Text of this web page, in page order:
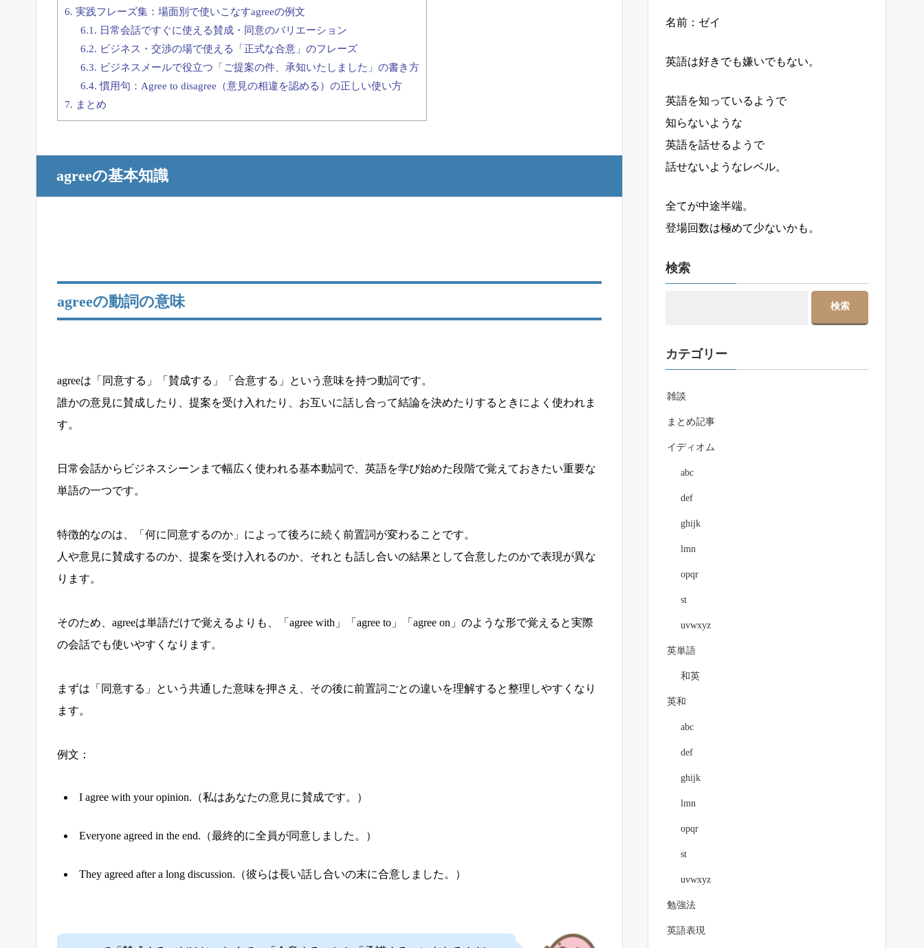
6. 実践フレーズ集：場面別で使いこなすagreeの例文
6.1. 日常会話ですぐに使える賛成・同意のバリエーション
6.2. ビジネス・交渉の場で使える「正式な合意」のフレーズ
6.3. ビジネスメールで役立つ「ご提案の件、承知いたしました」の書き方
6.4. 慣用句：Agree to disagree（意見の相違を認める）の正しい使い方
7. まとめ
agreeの基本知識
agreeの動詞の意味
agreeは「同意する」「賛成する」「合意する」という意味を持つ動詞です。
誰かの意見に賛成したり、提案を受け入れたり、お互いに話し合って結論を決めたりするときによく使われま
す。
日常会話からビジネスシーンまで幅広く使われる基本動詞で、英語を学び始めた段階で覚えておきたい重要な
単語の一つです。
特徴的なのは、「何に同意するのか」によって後ろに続く前置詞が変わることです。
人や意見に賛成するのか、提案を受け入れるのか、それとも話し合いの結果として合意したのかで表現が異な
ります。
そのため、agreeは単語だけで覚えるよりも、「agree with」「agree to」「agree on」のような形で覚えると実際
の会話でも使いやすくなります。
まずは「同意する」という共通した意味を押さえ、その後に前置詞ごとの違いを理解すると整理しやすくなり
ます。
例文：
I agree with your opinion.（私はあなたの意見に賛成です。）
Everyone agreed in the end.（最終的に全員が同意しました。）
They agreed after a long discussion.（彼らは長い話し合いの末に合意しました。）
名前：ゼイ
英語は好きでも嫌いでもない。
英語を知っているようで
知らないような
英語を話せるようで
話せないようなレベル。
全てが中途半端。
登場回数は極めて少ないかも。
検索
カテゴリー
雑談
まとめ記事
イディオム
abc
def
ghijk
lmn
opqr
st
uvwxyz
英単語
和英
英和
abc
def
ghijk
lmn
opqr
st
uvwxyz
勉強法
英語表現